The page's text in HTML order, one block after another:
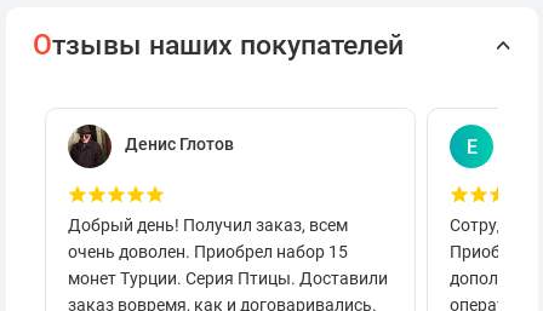
Отзывы наших покупателей
Денис Глотов
Добрый день! Получил заказ, всем
очень доволен. Приобрел набор 15
монет Турции. Серия Птицы. Доставили
заказ вовремя, как и договаривались.
Е